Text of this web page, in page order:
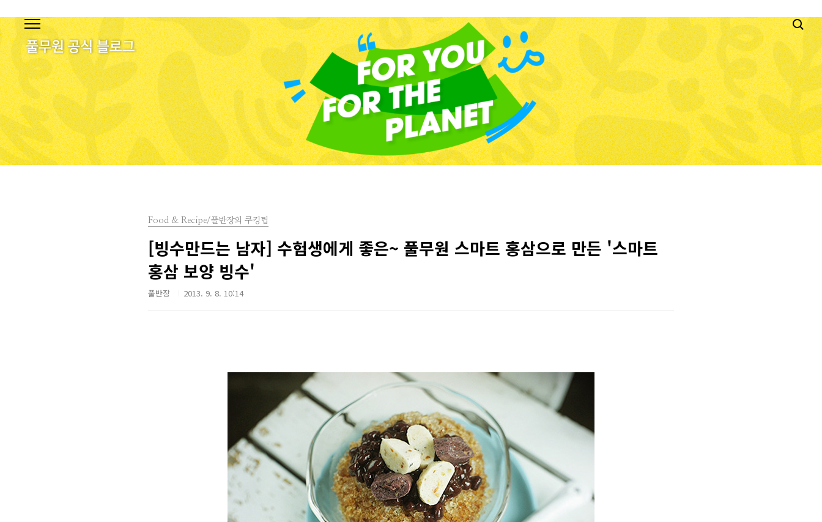
Food & Recipe/풀반장의 쿠킹팁
[빙수만드는 남자] 수험생에게 좋은~ 풀무원 스마트 홍삼으로 만든 '스마트
홍삼 보양 빙수'
풀반장 2013. 9. 8. 10:14